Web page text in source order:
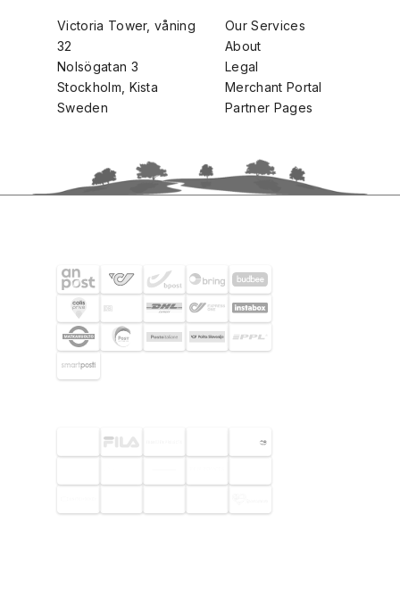
Victoria Tower, våning
32
Nolsögatan 3
Stockholm, Kista
Sweden
Our Services
About
Legal
Merchant Portal
Partner Pages